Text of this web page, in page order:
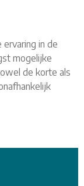
ervaring in de
mogelijke
de korte als